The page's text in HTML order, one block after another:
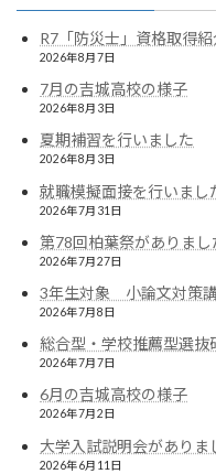
R7「防災士」資格取得紹
2026年8月7日
7月の吉城高校の様子
2026年8月3日
夏期補習を行いました
2026年8月3日
就職模擬面接を行いまし
2026年7月31日
第78回柏葉祭がありまし
2026年7月27日
3年生対象 小論文対策
2026年7月8日
総合型・学校推薦型選抜
2026年7月7日
6月の吉城高校の様子
2026年7月2日
大学入試説明会がありま
2026年6月11日